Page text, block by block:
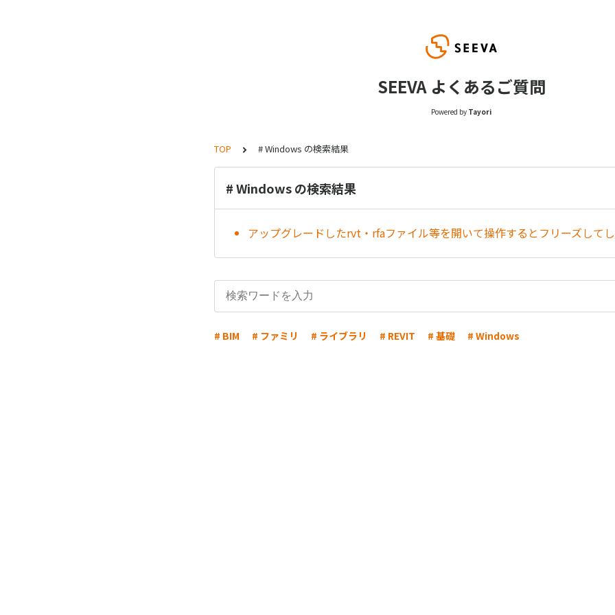
SEEVA よくあるご質問
Powered by Tayori
TOP # Windows の検索結果
# Windows の検索結果
アップグレードしたrvt・rfaファイル等を開いて操作するとフリーズして
# BIM # ファミリ # ライブラリ # REVIT # 基礎 # Windows